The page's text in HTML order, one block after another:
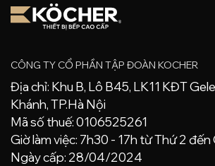
CÔNG TY CỔ PHẦN TẬP ĐOÀN KOCHER
Địa chỉ: Khu B, Lô B45, LK11 KĐT
Khánh, TP.Hà Nội
Mã số thuế: 0106525261
Giờ làm việc: 7h30 - 17h từ Thứ 2
Ngày cấp: 28/04/2024